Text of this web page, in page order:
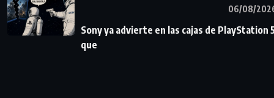
06/08/
Sony ya advierte en las cajas de PlayStation
que